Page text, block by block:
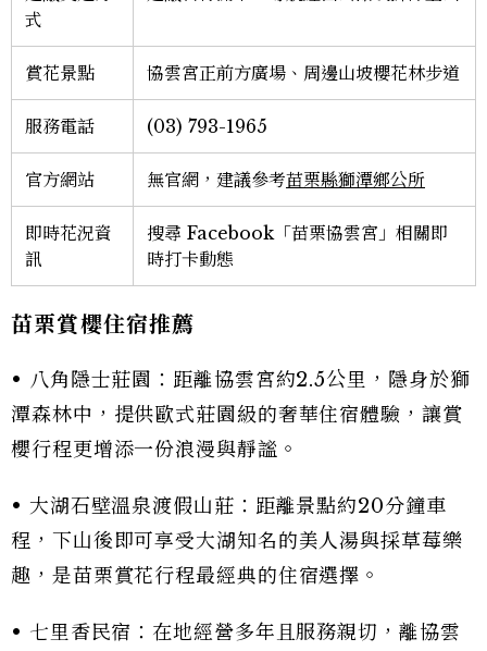
式
賞花景點 協雲宮正前方廣場、周邊山坡櫻花林步道
服務電話 (03) 793-1965
官方網站 無官網，建議參考苗栗縣獅潭鄉公所
即時花況資
訊
搜尋 Facebook「苗栗協雲宮」相關即
時打卡動態
苗栗賞櫻住宿推薦
• 八角隱士莊園：距離協雲宮約2.5公里，隱身於獅
潭森林中，提供歐式莊園級的奢華住宿體驗，讓賞
櫻行程更增添一份浪漫與靜謐。
• 大湖石壁溫泉渡假山莊：距離景點約20分鐘車
程，下山後即可享受大湖知名的美人湯與採草莓樂
趣，是苗栗賞花行程最經典的住宿選擇。
• 七里香民宿：在地經營多年且服務親切，離協雲